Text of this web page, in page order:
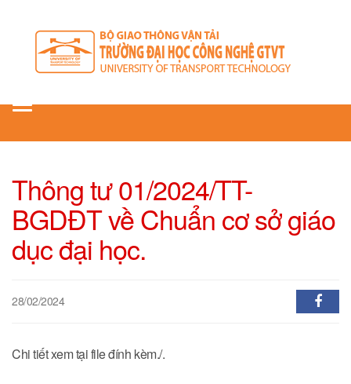
Toggle
Thông tư 01/2024/TT-
BGDĐT về Chuẩn cơ sở giáo
dục đại học.
28/02/2024
Chi tiết xem tại file đính kèm./.